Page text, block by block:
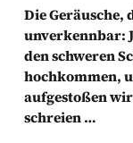
Die Geräusche,
unverkennbar:
den schweren
hochkommen,
aufgestoßen
schreien …